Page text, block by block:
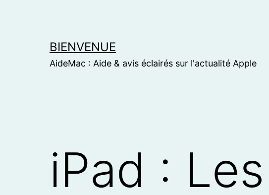
BIENVENUE
AideMac : Aide & avis éclairés sur l'actualité Apple
iPad :